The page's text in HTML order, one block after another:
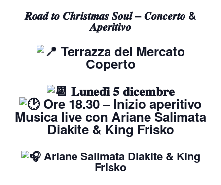
𝑹𝒐𝒂𝒅 𝒕𝒐 𝑪𝒉𝒓𝒊𝒔𝒕𝒎𝒂𝒔 𝑺𝒐𝒖𝒍 – 𝑪𝒐𝒏𝒄𝒆𝒓𝒕𝒐 &
𝑨𝒑𝒆𝒓𝒊𝒕𝒊𝒗𝒐
Terrazza del Mercato
Coperto
𝐋𝐮𝐧𝐞𝐝𝐢̀ 𝟓 𝐝𝐢𝐜𝐞𝐦𝐛𝐫𝐞
Ore 18.30 – Inizio aperitivo
Musica live con Ariane Salimata
Diakite & King Frisko
Ariane Salimata Diakite & King
Frisko